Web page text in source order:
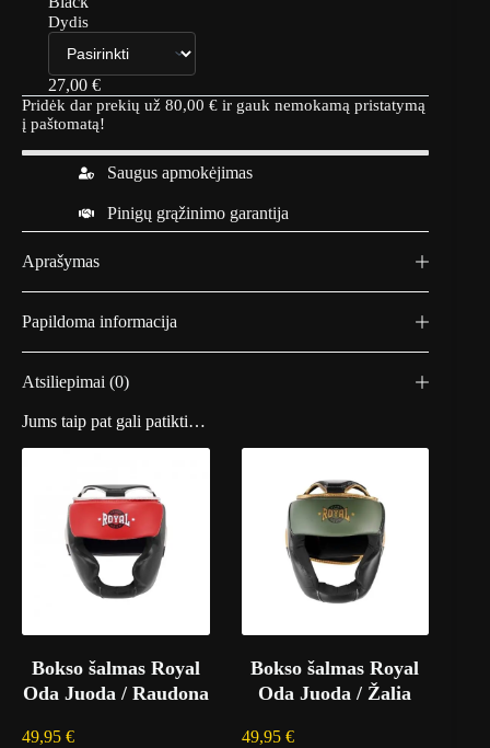
Dydis
27,00€
Pridėk dar prekių už 80,00 € ir gauk nemokamą pristatymą
į paštomatą!
Saugus apmokėjimas
Pinigų grąžinimo garantija
Aprašymas
Papildoma informacija
Atsiliepimai (0)
Jums taip pat gali patikti…
Bokso šalmas Royal
Oda Juoda / Raudona
49,95 €
Bokso šalmas Royal
Oda Juoda / Žalia
49,95 €